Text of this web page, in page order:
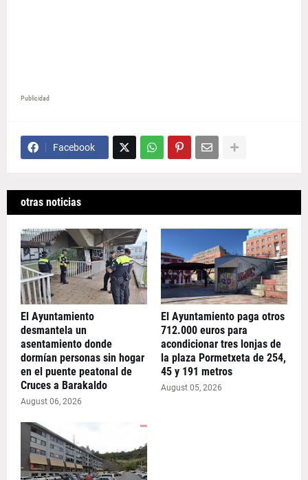
Publicidad
Facebook
otras noticias
El Ayuntamiento
desmantela un
asentamiento donde
dormían personas sin hogar
en el puente peatonal de
Cruces a Barakaldo
August 06, 2026
El Ayuntamiento paga otros
712.000 euros para
acondicionar tres lonjas de
la plaza Pormetxeta de 254,
45 y 191 metros
August 05, 2026